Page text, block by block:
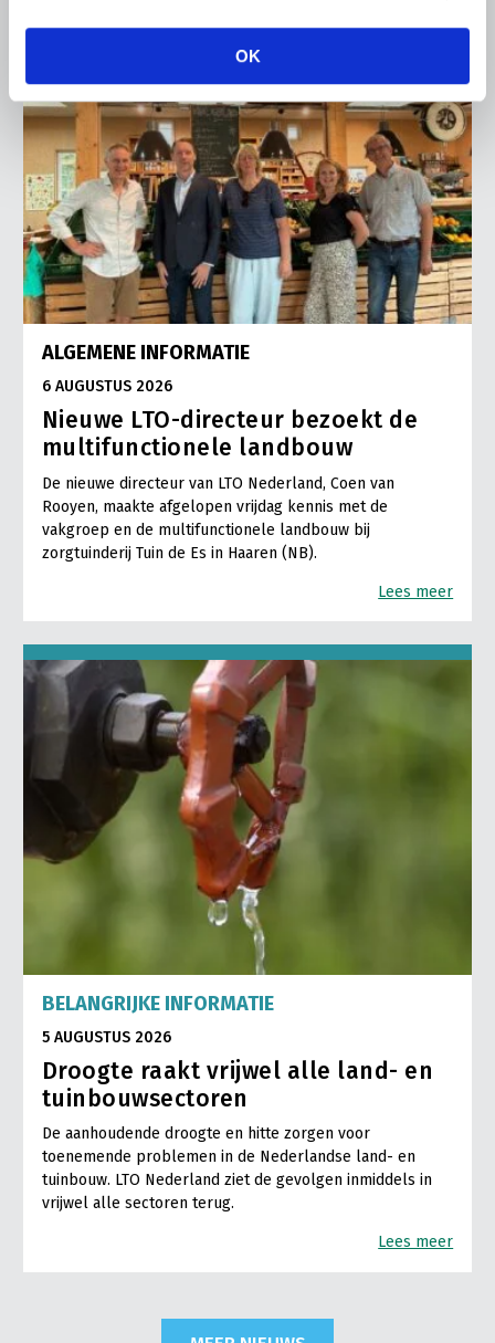
OK
ALGEMENE INFORMATIE
6 AUGUSTUS 2026
Nieuwe LTO-directeur bezoekt de
multifunctionele landbouw
De nieuwe directeur van LTO Nederland, Coen van
Rooyen, maakte afgelopen vrijdag kennis met de
vakgroep en de multifunctionele landbouw bij
zorgtuinderij Tuin de Es in Haaren (NB).
Lees meer
BELANGRIJKE INFORMATIE
5 AUGUSTUS 2026
Droogte raakt vrijwel alle land- en
tuinbouwsectoren
De aanhoudende droogte en hitte zorgen voor
toenemende problemen in de Nederlandse land- en
tuinbouw. LTO Nederland ziet de gevolgen inmiddels in
vrijwel alle sectoren terug.
Lees meer